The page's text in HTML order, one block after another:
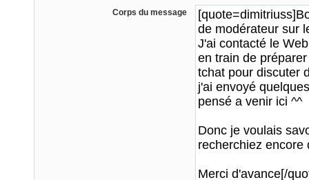
Corps du message